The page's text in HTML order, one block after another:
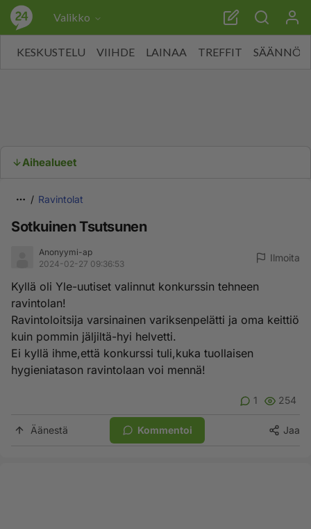
Valikko
KESKUSTELU VIIHDE LAINAA TREFFIT SÄÄNNÖT
Aihealueet
Ravintolat
Sotkuinen Tsutsunen
Anonyymi-ap
2024-02-27 09:36:53
Ilmoita
Kyllä oli Yle-uutiset valinnut konkurssin tehneen
ravintolan!
Ravintoloitsija varsinainen variksenpelätti ja oma keittiö
kuin pommin jäljiltä-hyi helvetti.
Ei kyllä ihme,että konkurssi tuli,kuka tuollaisen
hygieniatason ravintolaan voi mennä!
1 254
Äänestä Kommentoi Jaa